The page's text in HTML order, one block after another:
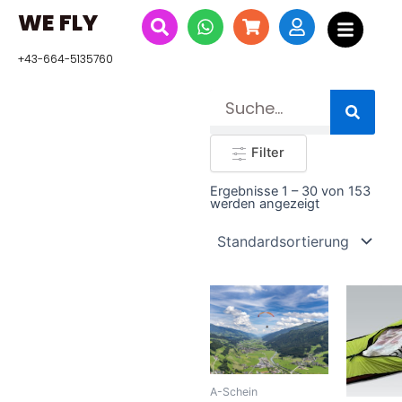
Inhalt
springen
WE FLY
+43-664-5135760
Filter
Ergebnisse 1 – 30 von 153
werden angezeigt
A-Schein